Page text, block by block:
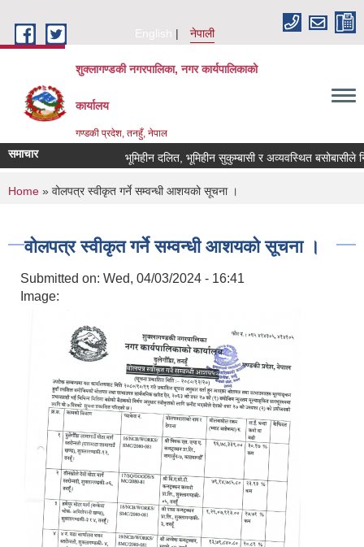
English
नेपाली
शुक्लागण्डकी नगरपालिका, नगर कार्यपालिकाको
कार्यालय
गण्डकी प्रदेश, तनहुँ, नेपाल
समाचार भूमिहीन दलित, भूमिहीन सुकुम्बासी र अव्यवस्थित बसोबासीले
You are here
Home » वोलपत्र स्वीकृत गर्ने सम्वन्धी आशयको सूचना ।
वोलपत्र स्वीकृत गर्ने सम्वन्धी आशयको सूचना ।
Submitted on: Wed, 04/03/2024 - 16:41
Image: